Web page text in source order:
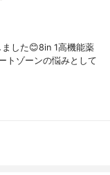
した😊8in 1高機能薬
トゾーンの悩みとして